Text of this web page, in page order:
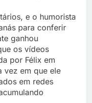
e o humorista
para conferir
ganhou
os vídeos
por Félix em
vez em que ele
em redes